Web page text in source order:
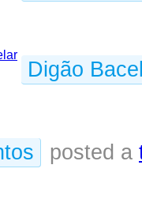
Digão
posted a